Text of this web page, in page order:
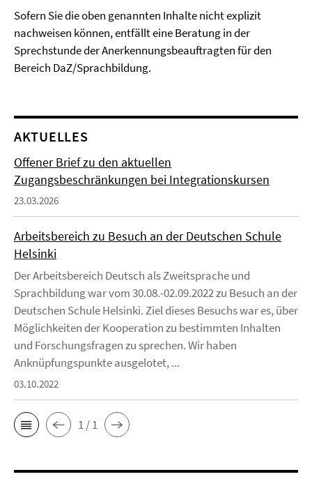
Sofern Sie die oben genannten Inhalte nicht explizit
nachweisen können, entfällt eine Beratung in der
Sprechstunde der Anerkennungsbeauftragten für den
Bereich DaZ/Sprachbildung.
AKTUELLES
Offener Brief zu den aktuellen
Zugangsbeschränkungen bei Integrationskursen
23.03.2026
Arbeitsbereich zu Besuch an der Deutschen Schule
Helsinki
Der Arbeitsbereich Deutsch als Zweitsprache und
Sprachbildung war vom 30.08.-02.09.2022 zu Besuch an der
Deutschen Schule Helsinki. Ziel dieses Besuchs war es, über
Möglichkeiten der Kooperation zu bestimmten Inhalten
und Forschungsfragen zu sprechen. Wir haben
Anknüpfungspunkte ausgelotet, ...
03.10.2022
1 / 1